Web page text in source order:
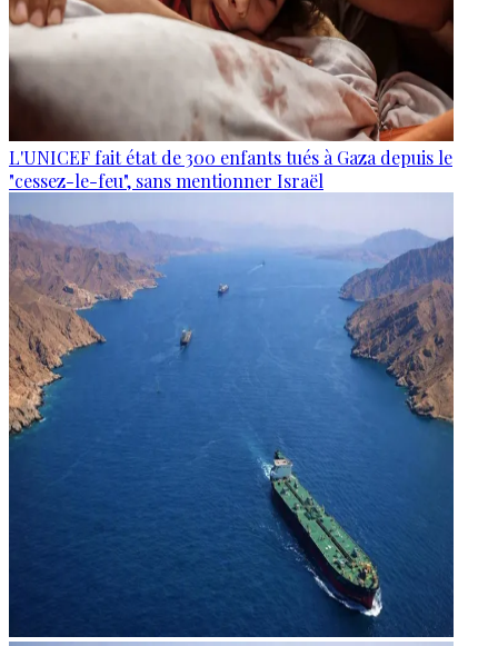
L'UNICEF fait état de 300 enfants tués à Gaza depuis le
"cessez-le-feu", sans mentionner Israël